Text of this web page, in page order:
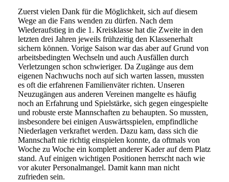
Zuerst vielen Dank für die Möglichkeit, sich auf diesem
Wege an die Fans wenden zu dürfen. Nach dem
Wiederaufstieg in die 1. Kreisklasse hat die Zweite in den
letzten drei Jahren jeweils frühzeitig den Klassenerhalt
sichern können. Vorige Saison war das aber auf Grund von
arbeitsbedingten Wechseln und auch Ausfällen durch
Verletzungen schon schwieriger. Da Zugänge aus dem
eigenen Nachwuchs noch auf sich warten lassen, mussten
es oft die erfahrenen Familienväter richten. Unseren
Neuzugängen aus anderen Vereinen mangelte es häufig
noch an Erfahrung und Spielstärke, sich gegen eingespielte
und robuste erste Mannschaften zu behaupten. So mussten,
insbesondere bei einigen Auswärtsspielen, empfindliche
Niederlagen verkraftet werden. Dazu kam, dass sich die
Mannschaft nie richtig einspielen konnte, da oftmals von
Woche zu Woche ein komplett anderer Kader auf dem Platz
stand. Auf einigen wichtigen Positionen herrscht nach wie
vor akuter Personalmangel. Damit kann man nicht
zufrieden sein.